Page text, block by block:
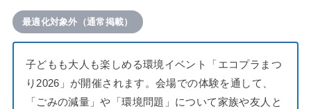
最適化対象外（通常掲載）
子どもも大人も楽しめる環境イベント「エコプラまつ
り2026」が開催されます。会場での体験を通して、
「ごみの減量」や「環境問題」について家族や友人と